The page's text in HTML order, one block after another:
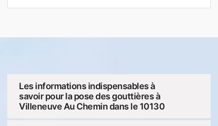
Les informations indispensables à
savoir pour la pose des gouttières à
Villeneuve Au Chemin dans le 10130